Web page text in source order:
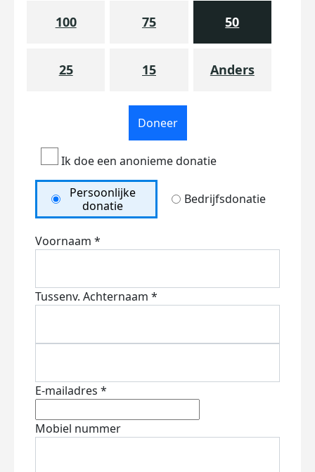
100 75 50
25 15 Anders
Doneer
Ik doe een anonieme donatie
Persoonlijke
donatie
Bedrijfsdonatie
Voornaam *
Tussenv. Achternaam *
E-mailadres *
Mobiel nummer